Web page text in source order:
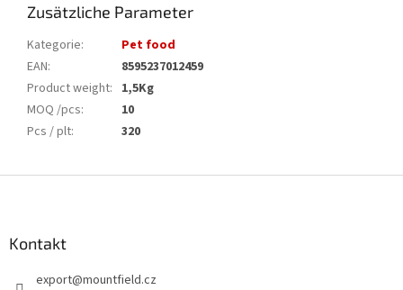
Zusätzliche Parameter
Kategorie:
Pet food
EAN:
8595237012459
Product weight: 1,5Kg
MOQ /pcs:
10
Pcs / plt: 320
Kontakt
export@mountfield.cz